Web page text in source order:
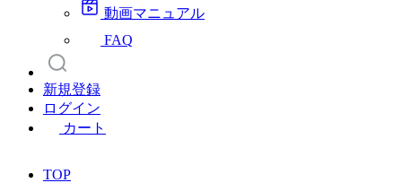
動画マニュアル
FAQ
新規登録
ログイン
カート
TOP